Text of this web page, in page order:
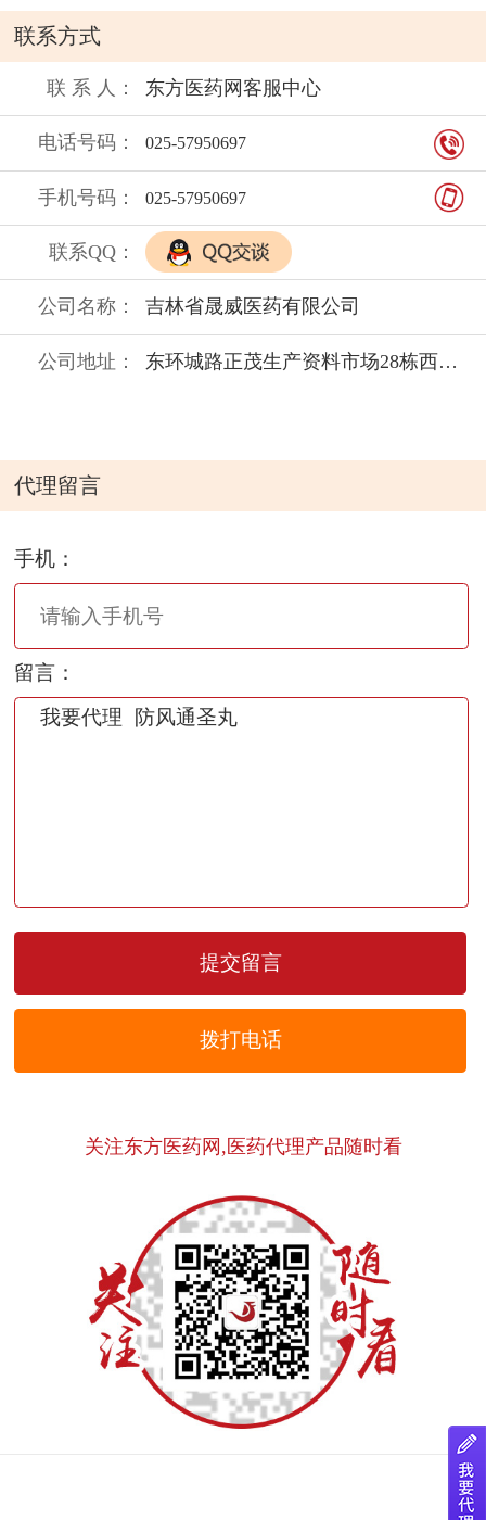
联系方式
联 系 人： 东方医药网客服中心
电话号码： 025-57950697
手机号码： 025-57950697
联系QQ：
公司名称： 吉林省晟威医药有限公司
公司地址： 东环城路正茂生产资料市场28栋西侧4楼
代理留言
手机：
留言：
拨打电话
关注东方医药网,医药代理产品随时看